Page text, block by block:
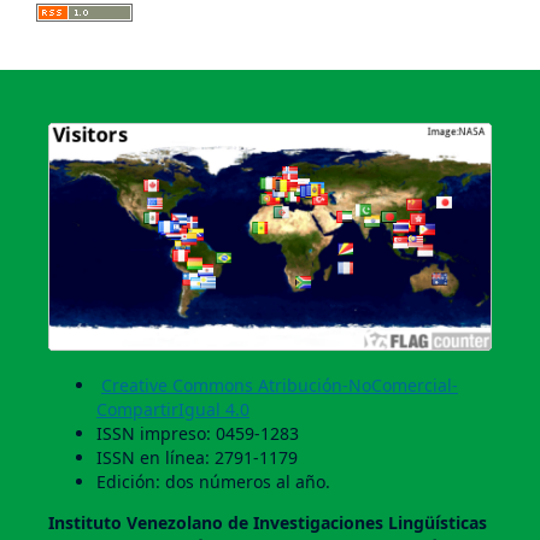
Creative Commons Atribución-NoComercial-
CompartirIgual 4.0
ISSN impreso: 0459-1283
ISSN en línea: 2791-1179
Edición: dos números al año.
Instituto Venezolano de Investigaciones Lingüí­sticas